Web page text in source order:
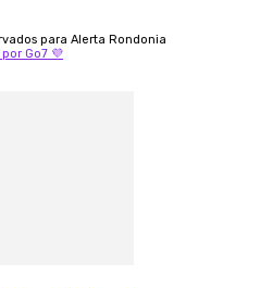
para Alerta Rondonia
por Go7 💜